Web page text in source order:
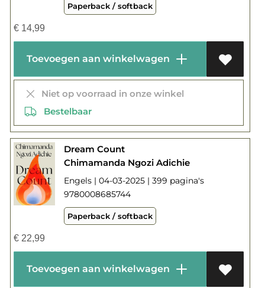
Paperback / softback
€14,99
Toevoegen aan winkelwagen
Niet op voorraad in onze winkel
Bestelbaar
Dream Count
Chimamanda Ngozi Adichie
Engels | 04-03-2025 | 399 pagina's
9780008685744
Paperback / softback
€22,99
Toevoegen aan winkelwagen